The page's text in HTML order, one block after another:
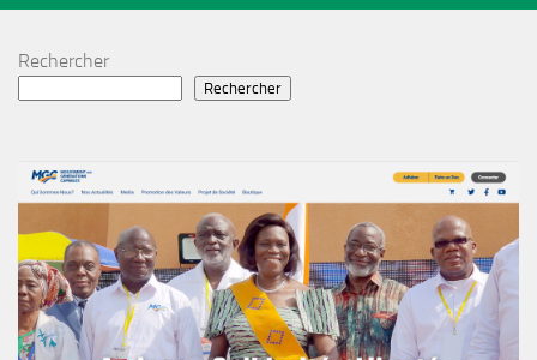
Rechercher
Rechercher